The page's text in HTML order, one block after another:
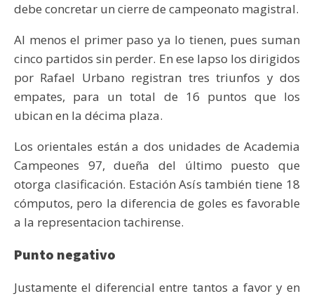
debe concretar un cierre de campeonato magistral.
Al menos el primer paso ya lo tienen, pues suman
cinco partidos sin perder. En ese lapso los dirigidos
por Rafael Urbano registran tres triunfos y dos
empates, para un total de 16 puntos que los
ubican en la décima plaza.
Los orientales están a dos unidades de Academia
Campeones 97, dueña del último puesto que
otorga clasificación. Estación Asís también tiene 18
cómputos, pero la diferencia de goles es favorable
a la representacion tachirense.
Punto negativo
Justamente el diferencial entre tantos a favor y en